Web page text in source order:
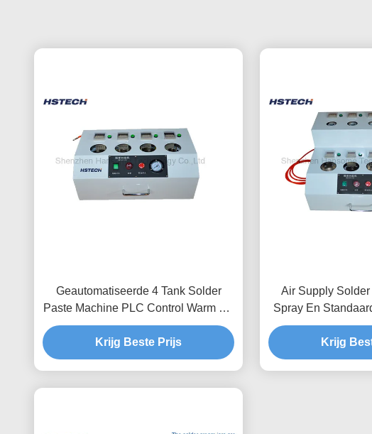
Geautomatiseerde 4 Tank Solder
Paste Machine PLC Control Warm Up
Time Checking
Krijg Beste Prijs
Air Supply
Spray En
Krijg